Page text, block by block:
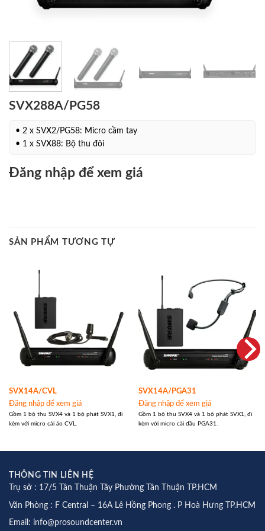
SVX288A/PG58
• 2 x SVX2/PG58: Micro cầm tay
• 1 x SVX88: Bộ thu đôi
Đăng nhập để xem giá
SẢN PHẨM TƯƠNG TỰ
SVX14A/CVL
Đăng nhập để xem giá
Gồm 1 bộ thu SVX4 và 1 bộ phát SVX1, đi
kèm với micro cài áo CVL.
SVX14A/PGA31
Đăng nhập để xem giá
Gồm 1 bộ thu SVX4 và 1 bộ phát SVX1, đi
kèm với micro cài đầu PGA31.
THÔNG TIN LIÊN HỆ
Trụ sở : 17/5 Tân Thuận Tây Phường Tân Thuận TP.HCM
Văn Phòng : F Central – 16A Lê Hồng Phong . P Hoà Hưng TP.HCM
Email: info@prosoundcenter.vn